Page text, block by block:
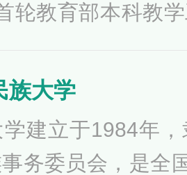
轮教育部本科教
入选“全国创新创
全国民族团结进步
续两届荣膺“全国
族大学
建立于1984年
务委员会，是全